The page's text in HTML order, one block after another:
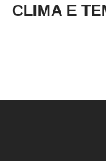
CLIMA E